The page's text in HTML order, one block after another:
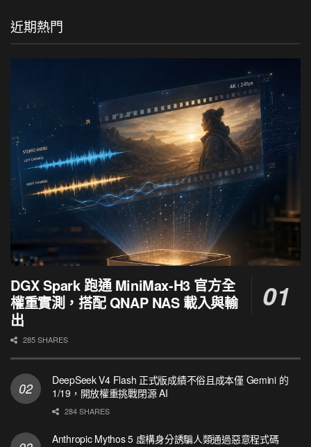
近期熱門
DGX Spark 跑通 MiniMax-H3 官方全
權重實測，搭配 QNAP NAS 載入與輸
出
285 SHARES
DeepSeek V4 Flash 正式版成績不俗且成本僅 Gemini 的
1/19，開放權重挑戰閉源 AI
284 SHARES
Anthropic Mythos 5 虛構身分誘騙人類通過惡意程式碼